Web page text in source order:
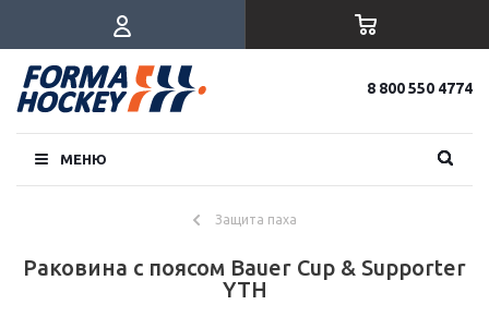
8 800 550 4774
МЕНЮ
Защита паха
Раковина с поясом Bauer Cup & Supporter
YTH